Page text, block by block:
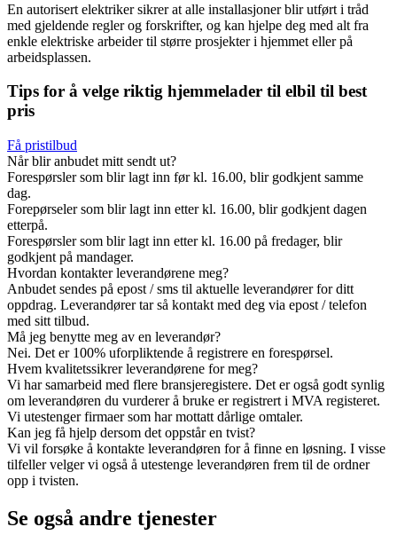
En autorisert elektriker sikrer at alle installasjoner blir utført i tråd
med gjeldende regler og forskrifter, og kan hjelpe deg med alt fra
enkle elektriske arbeider til større prosjekter i hjemmet eller på
arbeidsplassen.
Tips for å velge riktig hjemmelader til elbil til best
pris
Få pristilbud
Når blir anbudet mitt sendt ut?
Forespørsler som blir lagt inn før kl. 16.00, blir godkjent samme
dag.
Forepørseler som blir lagt inn etter kl. 16.00, blir godkjent dagen
etterpå.
Forespørsler som blir lagt inn etter kl. 16.00 på fredager, blir
godkjent på mandager.
Hvordan kontakter leverandørene meg?
Anbudet sendes på epost / sms til aktuelle leverandører for ditt
oppdrag. Leverandører tar så kontakt med deg via epost / telefon
med sitt tilbud.
Må jeg benytte meg av en leverandør?
Nei. Det er 100% uforpliktende å registrere en forespørsel.
Hvem kvalitetssikrer leverandørene for meg?
Vi har samarbeid med flere bransjeregistere. Det er også godt synlig
om leverandøren du vurderer å bruke er registrert i MVA registeret.
Vi utestenger firmaer som har mottatt dårlige omtaler.
Kan jeg få hjelp dersom det oppstår en tvist?
Vi vil forsøke å kontakte leverandøren for å finne en løsning. I visse
tilfeller velger vi også å utestenge leverandøren frem til de ordner
opp i tvisten.
Se også andre tjenester